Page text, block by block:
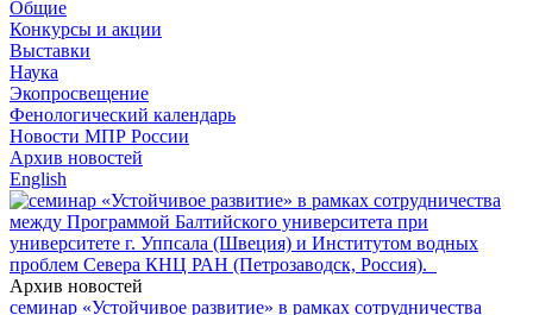
Общие
Конкурсы и акции
Выставки
Наука
Экопросвещение
Фенологический календарь
Новости МПР России
Архив новостей
English
Архив новостей
семинар «Устойчивое развитие» в рамках сотрудничества